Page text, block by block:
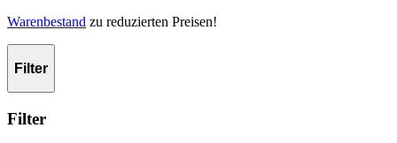
Warenbestand zu reduzierten Preisen!
Filter
Filter